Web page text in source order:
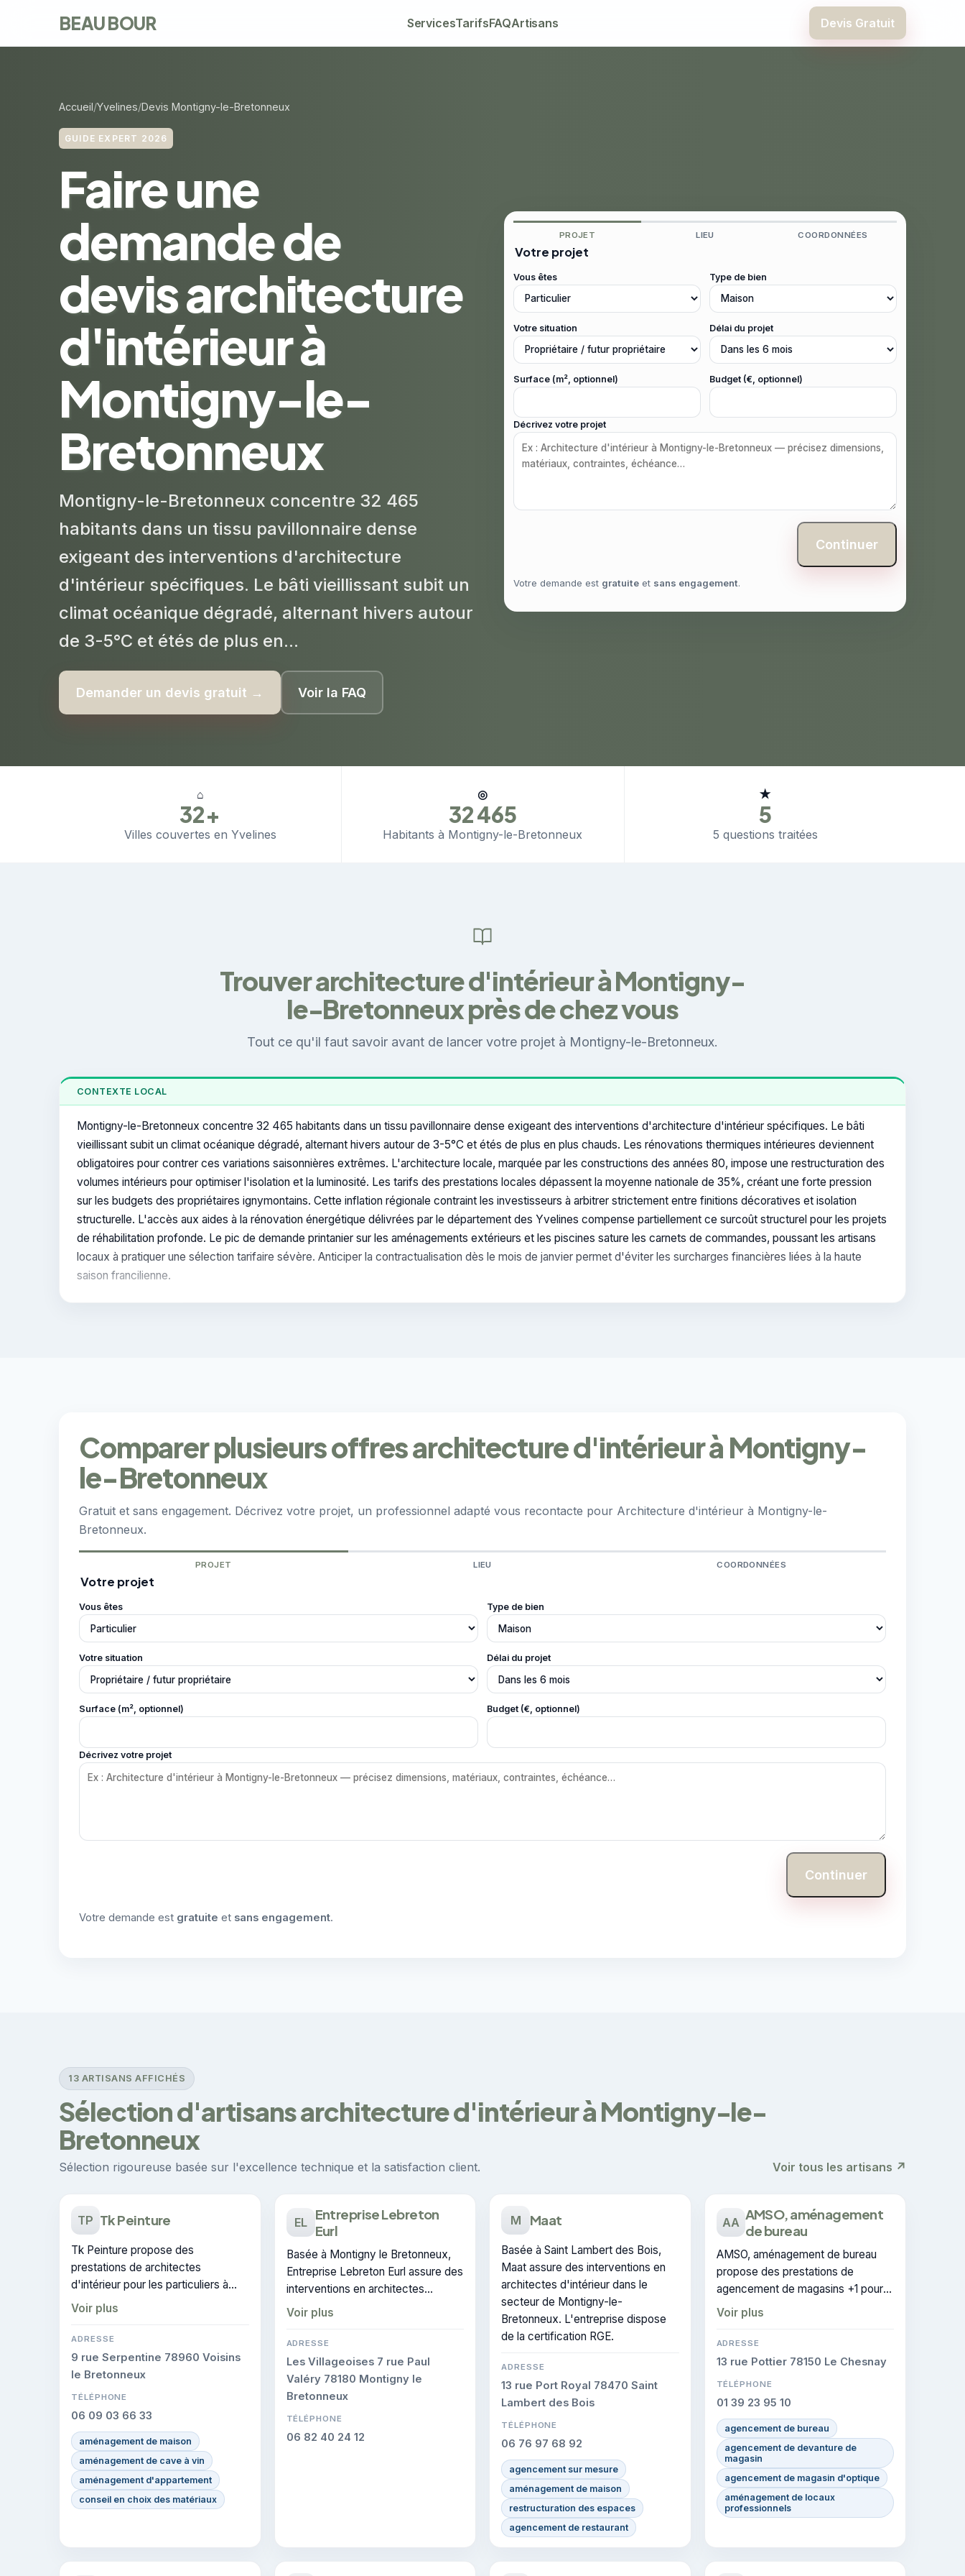
BEAU BOUR ServicesTarifsFAQArtisans Devis Gratuit
Accueil Yvelines Devis Montigny-le-Bretonneux
GUIDE EXPERT 2026
Faire une
demande de
devis architecture
d'intérieur à
Montigny-le-
Bretonneux
Montigny-le-Bretonneux concentre 32 465
habitants dans un tissu pavillonnaire dense
exigeant des interventions d'architecture
d'intérieur spécifiques. Le bâti vieillissant subit un
climat océanique dégradé, alternant hivers autour
de 3-5°C et étés de plus en...
Demander un devis gratuit → Voir la FAQ
PROJET LIEU COORDONNÉES
Votre projet
Vous êtes Type de bien
Votre situation Délai du projet
Surface (m², optionnel) Budget (€, optionnel)
Décrivez votre projet
Continuer
Votre demande est gratuite et sans engagement.
⌂
32+
Villes couvertes en Yvelines
◎
32 465
Habitants à Montigny-le-Bretonneux
★
5
5 questions traitées
Trouver architecture d'intérieur à Montigny-
le-Bretonneux près de chez vous
Tout ce qu'il faut savoir avant de lancer votre projet à Montigny-le-Bretonneux.
CONTEXTE LOCAL
Montigny-le-Bretonneux concentre 32 465 habitants dans un tissu pavillonnaire dense exigeant des interventions d'architecture d'intérieur spécifiques. Le bâti
vieillissant subit un climat océanique dégradé, alternant hivers autour de 3-5°C et étés de plus en plus chauds. Les rénovations thermiques intérieures deviennent
obligatoires pour contrer ces variations saisonnières extrêmes. L'architecture locale, marquée par les constructions des années 80, impose une restructuration des
volumes intérieurs pour optimiser l'isolation et la luminosité. Les tarifs des prestations locales dépassent la moyenne nationale de 35%, créant une forte pression
sur les budgets des propriétaires ignymontains. Cette inflation régionale contraint les investisseurs à arbitrer strictement entre finitions décoratives et isolation
structurelle. L'accès aux aides à la rénovation énergétique délivrées par le département des Yvelines compense partiellement ce surcoût structurel pour les projets
de réhabilitation profonde. Le pic de demande printanier sur les aménagements extérieurs et les piscines sature les carnets de commandes, poussant les artisans
locaux à pratiquer une sélection tarifaire sévère. Anticiper la contractualisation dès le mois de janvier permet d'éviter les surcharges financières liées à la haute
saison francilienne.
Comparer plusieurs offres architecture d'intérieur à Montigny-
le-Bretonneux
Gratuit et sans engagement. Décrivez votre projet, un professionnel adapté vous recontacte pour Architecture d'intérieur à Montigny-le-
Bretonneux.
PROJET LIEU COORDONNÉES
Votre projet
Vous êtes Type de bien
Votre situation Délai du projet
Surface (m², optionnel) Budget (€, optionnel)
Décrivez votre projet
Continuer
Votre demande est gratuite et sans engagement.
13 ARTISANS AFFICHÉS
Sélection d'artisans architecture d'intérieur à Montigny-le-
Bretonneux
Sélection rigoureuse basée sur l'excellence technique et la satisfaction client. Voir tous les artisans ↗
TP Tk Peinture
Tk Peinture propose des
prestations de architectes
d'intérieur pour les particuliers à
Montigny-le-Bretonneux. CERTIFIE
: cette certification atteste du
savoir-faire de l'entreprise.
Voir plus
ADRESSE
9 rue Serpentine 78960 Voisins
le Bretonneux
TÉLÉPHONE
06 09 03 66 33
aménagement de maison
aménagement de cave à vin
aménagement d'appartement
conseil en choix des matériaux
EL
Entreprise Lebreton
Eurl
Basée à Montigny le Bretonneux,
Entreprise Lebreton Eurl assure des
interventions en architectes
d'intérieur dans le secteur de
Montigny-le-Bretonneux. Elle est
certifiée RGE, gage de conformité
sur les interventions réalisées.
Voir plus
ADRESSE
Les Villageoises 7 rue Paul
Valéry 78180 Montigny le
Bretonneux
TÉLÉPHONE
06 82 40 24 12
M Maat
Basée à Saint Lambert des Bois,
Maat assure des interventions en
architectes d'intérieur dans le
secteur de Montigny-le-
Bretonneux. L'entreprise dispose
de la certification RGE.
ADRESSE
13 rue Port Royal 78470 Saint
Lambert des Bois
TÉLÉPHONE
06 76 97 68 92
agencement sur mesure
aménagement de maison
restructuration des espaces
agencement de restaurant
AA AMSO, aménagement
de bureau
AMSO, aménagement de bureau
propose des prestations de
agencement de magasins +1 pour
les particuliers à Montigny-le-
Bretonneux. Elle est certifiée
CERTIFIE, gage de conformité sur
les interventions réalisées.
Voir plus
ADRESSE
13 rue Pottier 78150 Le Chesnay
TÉLÉPHONE
01 39 23 95 10
agencement de bureau
agencement de devanture de
magasin
agencement de magasin d'optique
aménagement de locaux
professionnels